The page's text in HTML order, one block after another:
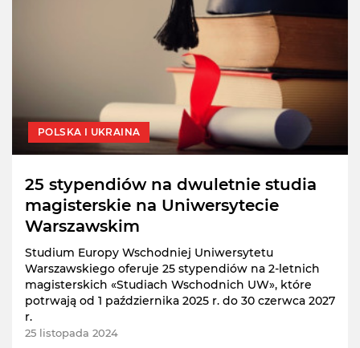
POLSKA I UKRAINA
25 stypendiów na dwuletnie studia
magisterskie na Uniwersytecie
Warszawskim
Studium Europy Wschodniej Uniwersytetu
Warszawskiego oferuje 25 stypendiów na 2-letnich
magisterskich «Studiach Wschodnich UW», które
potrwają od 1 października 2025 r. do 30 czerwca 2027
r.
25 listopada 2024